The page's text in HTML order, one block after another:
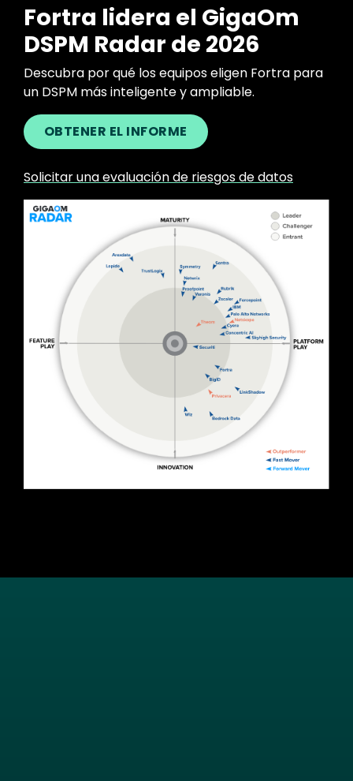
Fortra lidera el GigaOm
DSPM Radar de 2026
Descubra por qué los equipos eligen Fortra para
un DSPM más inteligente y ampliable.
OBTENER EL INFORME
Solicitar una evaluación de riesgos de datos
Image